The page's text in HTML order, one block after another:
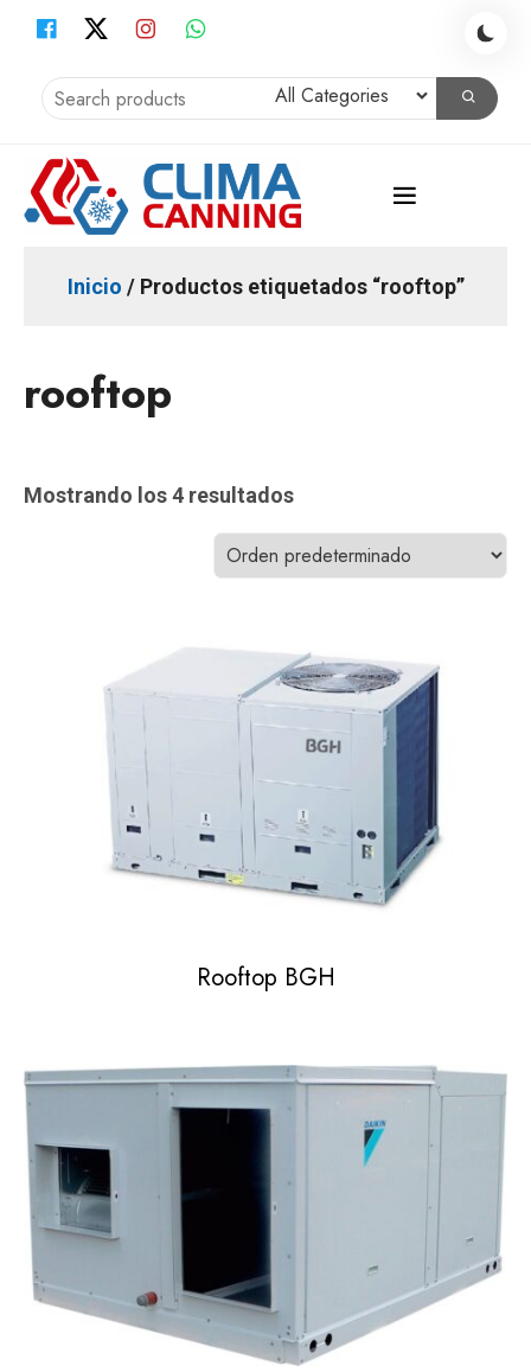
ObrasInicio / Productos etiquetados “rooftop”
rooftop
Mostrando los 4 resultados
Rooftop BGH